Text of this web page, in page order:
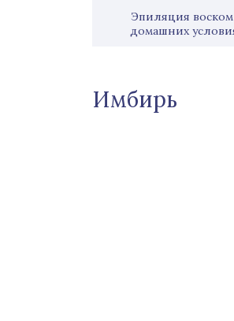
Эпиляция воском
домашних
Имбирь